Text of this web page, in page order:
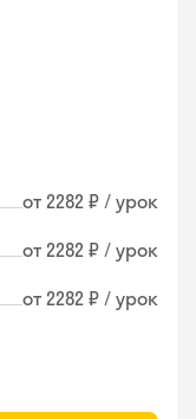
от 2282 ₽ / урок
от 2282 ₽ / урок
от 2282 ₽ / урок